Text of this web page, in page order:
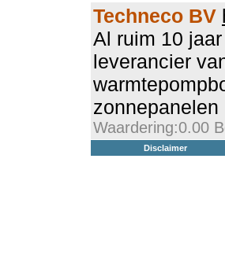
Techneco BV
Al ruim 10
leverancier
zonnepanelen
Waardering:0.00
Disclaimer